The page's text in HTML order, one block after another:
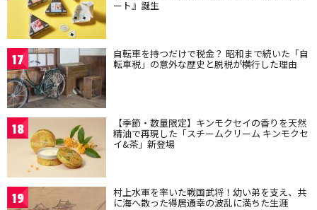
ート』誕生
17 自転車を持つだけで税金？ 昭和まで続いた「自
転車税」の意外な歴史と脱税が横行した理由
18 【季節・数量限定】キンモクセイの香りを天然
精油で再現した「スチームクリーム キンモクセ
イ&茶」新登場
19 村上水軍を率いた戦国武将！幼い弟を支え、共
に海へ散った得居通幸の波乱に満ちた生涯